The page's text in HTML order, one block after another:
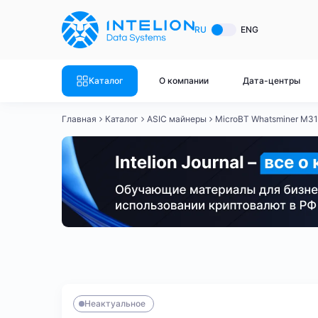
RU ENG
Каталог О компании Дата-центры
ASIC майнеры
Canaan
Innosilicon
Готовый
Готовый
Готовый
Готовый
Готовый
Главная Каталог ASIC майнеры MicroBT Whatsminer
Неактуальное